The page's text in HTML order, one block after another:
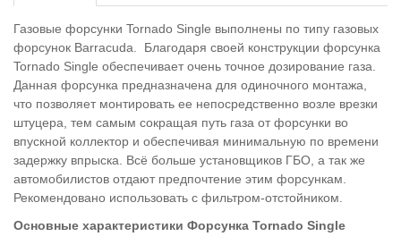
Газовые форсунки Tornado Single выполнены по типу газовых
форсунок Barracuda. Благодаря своей конструкции форсунка
Tornado Single обеспечивает очень точное дозирование газа.
Данная форсунка предназначена для одиночного монтажа,
что позволяет монтировать ее непосредственно возле врезки
штуцера, тем самым сокращая путь газа от форсунки во
впускной коллектор и обеспечивая минимальную по времени
задержку впрыска. Всё больше установщиков ГБО, а так же
автомобилистов отдают предпочтение этим форсункам.
Рекомендовано использовать с фильтром-отстойником.
Основные характеристики Форсунка Tornado Single